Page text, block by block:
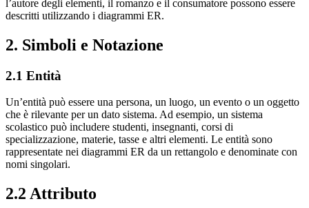
l’autore degli elementi, il romanzo e il consumatore possono essere
descritti utilizzando i diagrammi ER.
2. Simboli e Notazione
2.1 Entità
Un’entità può essere una persona, un luogo, un evento o un oggetto
che è rilevante per un dato sistema. Ad esempio, un sistema
scolastico può includere studenti, insegnanti, corsi di
specializzazione, materie, tasse e altri elementi. Le entità sono
rappresentate nei diagrammi ER da un rettangolo e denominate con
nomi singolari.
2.2 Attributo